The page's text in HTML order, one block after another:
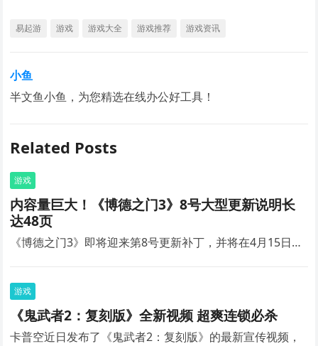
易起游 游戏 游戏大全 游戏推荐 游戏资讯
小鱼
半文鱼小鱼，为您精选在线办公好工具！
Related Posts
游戏
内容量巨大！《博德之门3》8号大型更新说明长
达48页
《博德之门3》即将迎来第8号更新补丁，并将在4月15日…
游戏
《鬼武者2：复刻版》全新视频 超爽连锁必杀
卡普空近日发布了《鬼武者2：复刻版》的最新宣传视频，